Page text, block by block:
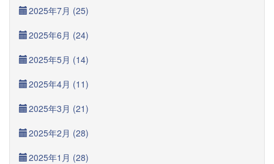
2025年7月 (25)
2025年6月 (24)
2025年5月 (14)
2025年4月 (11)
2025年3月 (21)
2025年2月 (28)
2025年1月 (28)